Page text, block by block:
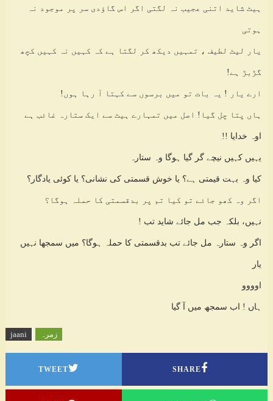
ہیٹ شاید اتنی عجیب نہ لگتی اگر اس گاؤدی سر پر موجود نہ
ہوتی
یار لیٹ لطیف ، تمہیں دیکھ کر لگتا ہے کہ کہیں نہ کہیں کچھ
گڑبڑ ہے!
ارے یار ! یہ بات تو میں برسوں سے کہتا آ رہا ہوں!
ہاں پتا چل گیا! اصل میں تمہارے ہیٹ سے ایک ستارہ غائب ہے
اوہ خدایا !!
یہیں کہیں نیچے گر گیا ہوگا وہ ستارہ
کیا وہ بہت قیمتی ہے؟ یا خوش قسمتی کی نشانی؟ یا کوئی یادگار؟
اگر وہ کھو جائے تو کیا تم پر بدقسمتی کا حملہ ہوگا؟
نہیں، بلکہ جب مل جائے شاید تب !
اگر وہ ستارہ مل جائے تب بدقسمتی کا حملہ ہوگا؟ میں سمجھا نہیں
یار
اوووو
ہاں ! اب سمجھ میں آ گیا
زمرہ jaani
TWEET SHARE